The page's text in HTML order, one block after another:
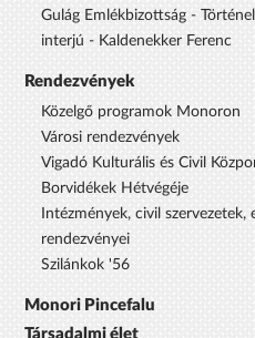
Gulág Emlékbizottság -
interjú - Kaldenekker Ferenc
Rendezvények
Közelgő programok Monoron
Városi rendezvények
Vigadó Kulturális és Civil
Borvidékek Hétvégéje
Intézmények, civil szervezetek,
rendezvényei
Szilánkok '56
Monori Pincefalu
Társadalmi élet